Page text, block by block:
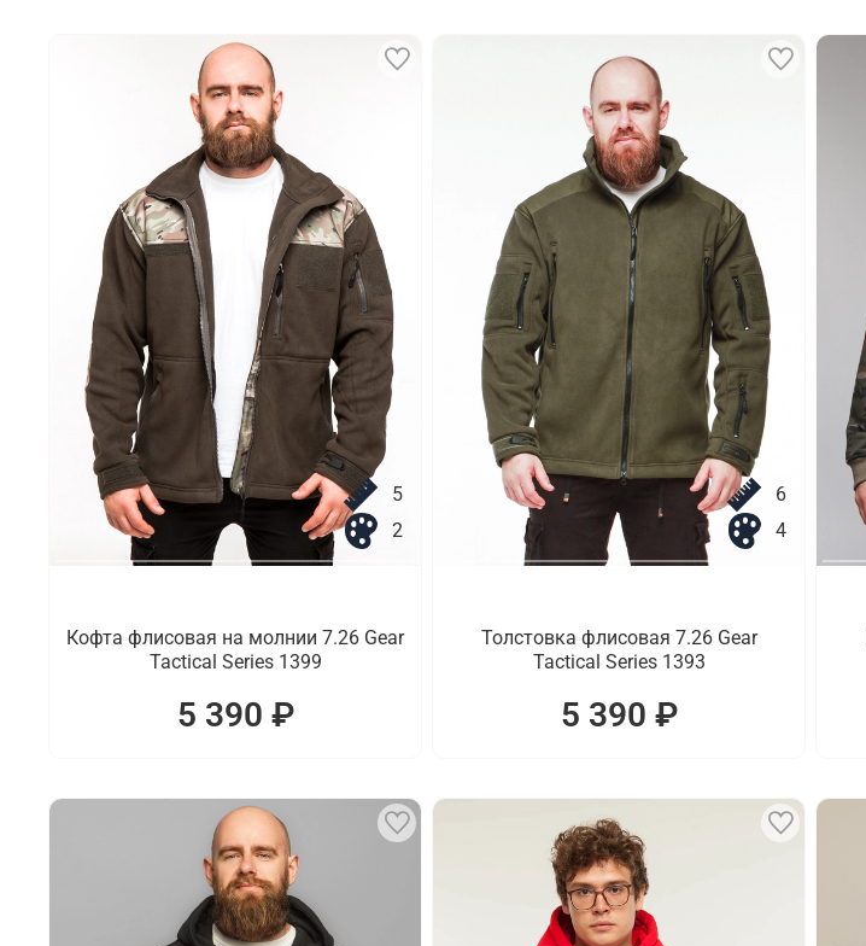
5
2
Кофта флисовая на молнии 7.26 Gear
Tactical Series 1399
5 390 ₽
6
4
Толстовка флисовая 7.26 Gear
Tactical Series 1393
5 390 ₽